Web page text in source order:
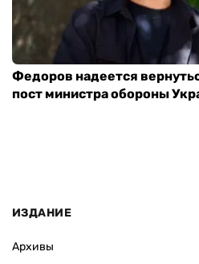
Федоров надеется
пост министра обороны
ИЗДАНИЕ
Архивы